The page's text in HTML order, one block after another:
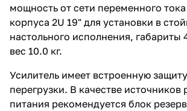
мощность от сети переменного
корпуса 2U 19" для установки в
настольного исполнения, габариты
вес 10.0 кг.
Усилитель имеет встроенную
перегрузки. В качестве источников
питания рекомендуется блок